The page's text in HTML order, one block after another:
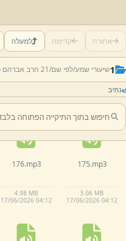
אחורה קדימה למעלה
1שיעורי שמע/לפי שם/21 הרב אברהם פנט/
נתיב
17/06/2026 04:12
17/06/2026 04:12
175.mp3
3.06 MB
17/06/2026 04:12
176.mp3
4.98 MB
17/06/2026 04:12